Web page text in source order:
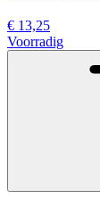
€ 13,25
Voorradig